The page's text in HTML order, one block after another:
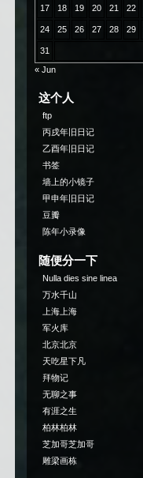
17 18 19 20 21 22
24 25 26 27 28 29
31
« Jun
这个人
ftp
丙戌年旧日记
乙酉年旧日记
书签
墙上的小镜子
甲申年旧日记
豆瓣
陈年小录像
随便分一下
Nulla dies sine linea
万水千山
上海上海
军火库
北京北京
天吃星下凡
拜物记
无聊之事
有涯之生
柏林柏林
芝加哥芝加哥
雕梁画栋